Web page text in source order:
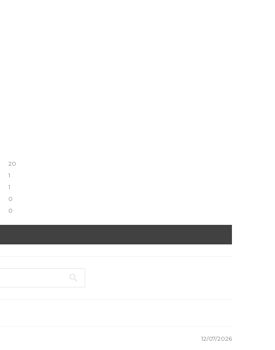
20
1
1
0
0
12/07/2026